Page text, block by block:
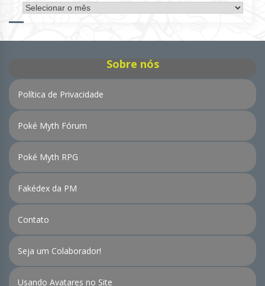
Arquivo
de
Sobre nós
Política de Privacidade
Poké Myth Fórum
Poké Myth RPG
Fakédex da PM
Contato
Seja um Colaborador!
Usando Avatares no Site